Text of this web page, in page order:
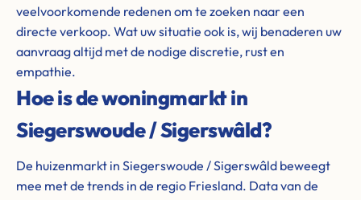
veelvoorkomende redenen om te zoeken naar een
directe verkoop. Wat uw situatie ook is, wij benaderen uw
aanvraag altijd met de nodige discretie, rust en
empathie.
Hoe is de woningmarkt in
Siegerswoude / Sigerswâld?
De huizenmarkt in Siegerswoude / Sigerswâld beweegt
mee met de trends in de regio Friesland. Data van de